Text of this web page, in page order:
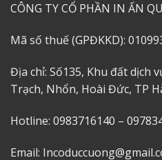
CÔNG TY CỔ PHẦN IN ẤN
Mã số thuế (GPĐKKD):
Địa chỉ: Số135, Khu đất dịch
Trạch, Nhổn, Hoài Đức, TP
Hotline: 0983716140 –
Email: